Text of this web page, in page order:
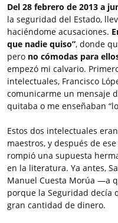
Del 28 febrero de 2013 a
la seguridad del Estado,
haciéndome acusaciones.
que nadie quiso”, donde
pero no cómodas para
empezó mi calvario.
intelectuales, Francisco
comunicarme un mensaje
quitaba o me enseñaban
Estos dos intelectuales
maestros, y después de
rompió una supuesta
en la literatura. Ya antes,
Manuel Cuesta Morúa ―a
porque la Seguridad decía
gran cantidad de dinero.